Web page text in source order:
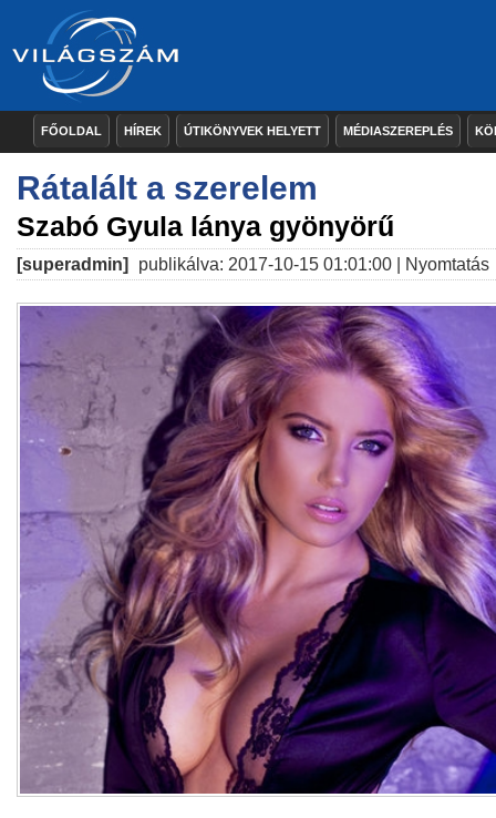
FŐOLDAL HÍREK ÚTIKÖNYVEK HELYETT MÉDIASZEREPLÉS
Rátalált a szerelem
Szabó Gyula lánya gyönyörű
[superadmin] publikálva: 2017-10-15 01:01:00 | Nyomtatás